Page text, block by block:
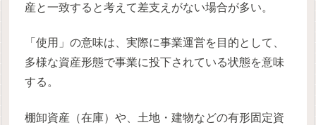
産と一致すると考えて差支えがない場合が多い。
「使用」の意味は、実際に事業運営を目的として、
多様な資産形態で事業に投下されている状態を意味
する。
棚卸資産（在庫）や、土地・建物などの有形固定資